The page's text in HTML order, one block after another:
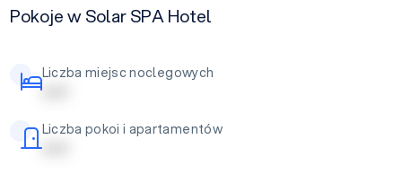
Pokoje w Solar SPA Hotel
Liczba miejsc noclegowych
| | | | |
Liczba pokoi i apartamentów
| | | | |